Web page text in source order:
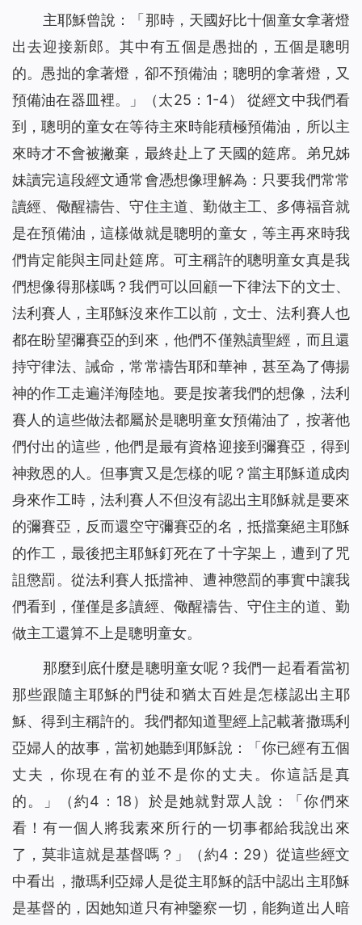
主耶穌曾說：「 那時，天國好比十個童女拿著燈
出去迎接新郎。其中有五個是愚拙的，五個是聰明
的。愚拙的拿著燈，卻不預備油；聰明的拿著燈，又
預備油在器皿裡。
」（太25：1-4） 從經文中我們看
到，聰明的童女在等待主來時能積極預備油，所以主
來時才不會被撇棄，最終赴上了天國的筵席。弟兄姊
妹讀完這段經文通常會憑想像理解為：只要我們常常
讀經、儆醒禱告、守住主道、勤做主工、多傳福音就
是在預備油，這樣做就是聰明的童女，等主再來時我
們肯定能與主同赴筵席。可主稱許的聰明童女真是我
們想像得那樣嗎？我們可以回顧一下律法下的文士、
法利賽人，主耶穌沒來作工以前，文士、法利賽人也
都在盼望彌賽亞的到來，他們不僅熟讀聖經，而且還
持守律法、誡命，常常禱告耶和華神，甚至為了傳揚
神的作工走遍洋海陸地。要是按著我們的想像，法利
賽人的這些做法都屬於是聰明童女預備油了，按著他
們付出的這些，他們是最有資格迎接到彌賽亞，得到
神救恩的人。但事實又是怎樣的呢？當主耶穌道成肉
身來作工時，法利賽人不但沒有認出主耶穌就是要來
的彌賽亞，反而還空守彌賽亞的名，抵擋棄絕主耶穌
的作工，最後把主耶穌釘死在了十字架上，遭到了咒
詛懲罰。從法利賽人抵擋神、遭神懲罰的事實中讓我
們看到，僅僅是多讀經、儆醒禱告、守住主的道、勤
做主工還算不上是聰明童女。
那麼到底什麼是聰明童女呢？我們一起看看當初
那些跟隨主耶穌的門徒和猶太百姓是怎樣認出主耶
穌、得到主稱許的。我們都知道聖經上記載著撒瑪利
亞婦人的故事，當初她聽到耶穌說：「你已經有五個
丈夫，你現在有的並不是你的丈夫。你這話是真
的。
」（約4：18）於是她就對眾人說：「你們來
看！有一個人將我素來所行的一切事都給我說出來
了，莫非這就是基督嗎？」（約4：29）從這些經文
中看出，撒瑪利亞婦人是從主耶穌的話中認出主耶穌
是基督的，因她知道只有神鑒察一切，能夠道出人暗